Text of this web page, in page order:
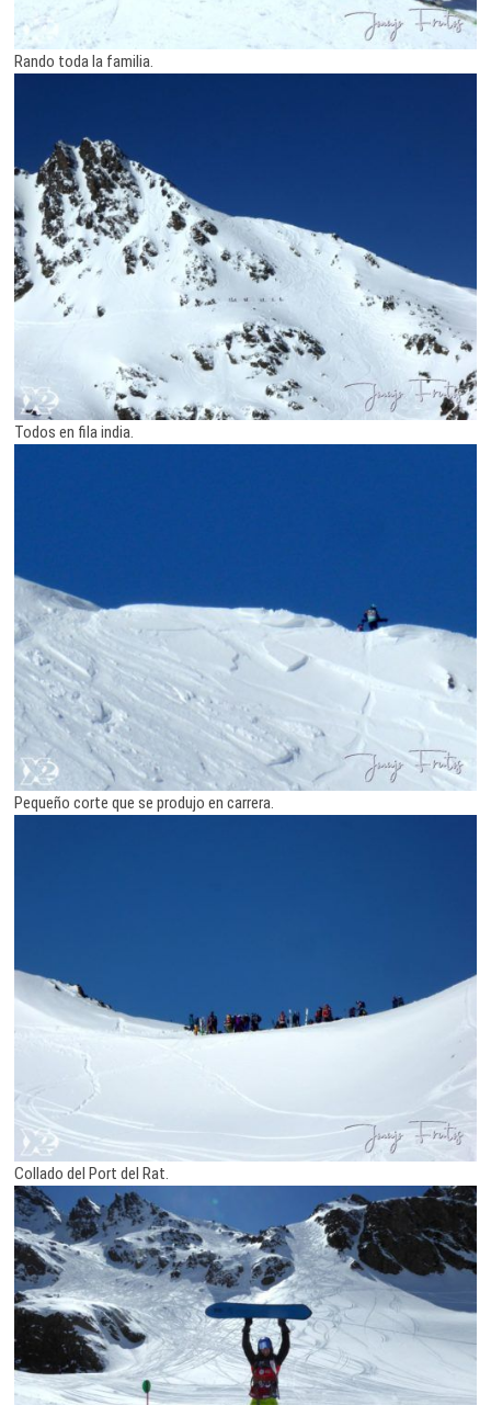
Rando toda la familia.
Todos en fila india.
Pequeño corte que se produjo en carrera.
Collado del Port del Rat.